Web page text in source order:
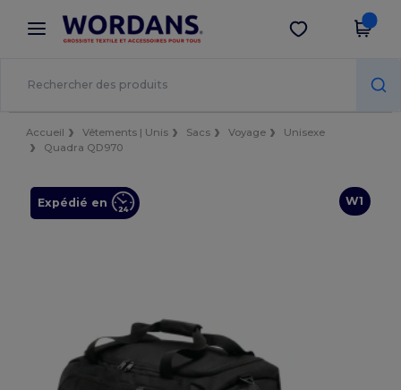
× Appli Wordans
Meilleurs prix sur l’app !
Obtenir l'appli
Accueil Vêtements | Unis Sacs Voyage
Unisexe
Quadra QD970
W1
Expédié en